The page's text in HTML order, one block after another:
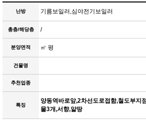
난방 기름보일러,심야전기보일러
총층/해당층 /
분양면적 ㎡ 평
건물명
추천업종
특징
양동역바로앞,2차선도로접함,철도부지
물3개,서향,알땅